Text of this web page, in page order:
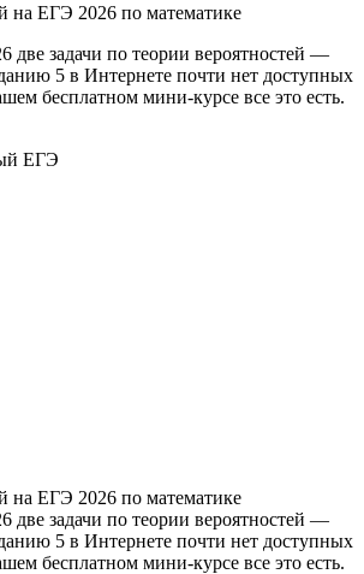
на ЕГЭ 2026 по математике
две задачи по теории вероятностей —
5 в Интернете почти нет доступных
бесплатном мини-курсе все это есть.
ЕГЭ
на ЕГЭ 2026 по математике
две задачи по теории вероятностей —
5 в Интернете почти нет доступных
бесплатном мини-курсе все это есть.